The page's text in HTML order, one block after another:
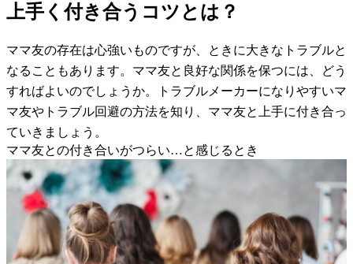
上手く付き合うコツとは？
ママ友の存在は心強いものですが、ときに大きなトラブルと
なることもあります。ママ友と良好な関係を保つには、どう
すればよいのでしょうか。トラブルメーカーになりやすいマ
マ友やトラブル回避の方法を知り、ママ友と上手に付き合っ
ていきましょう。
ママ友との付き合いがつらい…と感じるとき